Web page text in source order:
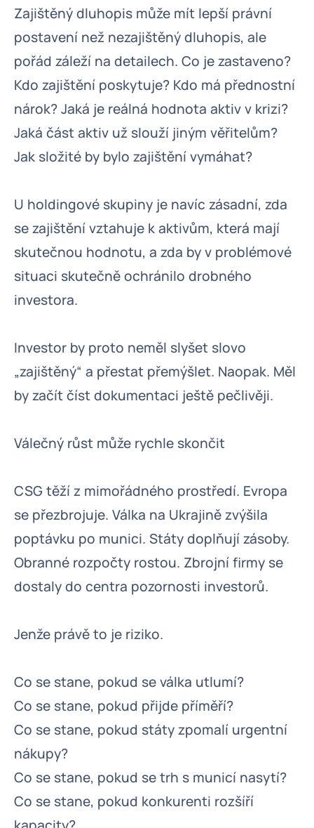
Zajištěný dluhopis může mít lepší právní
postavení než nezajištěný dluhopis, ale
pořád záleží na detailech. Co je zastaveno?
Kdo zajištění poskytuje? Kdo má přednostní
nárok? Jaká je reálná hodnota aktiv v krizi?
Jaká část aktiv už slouží jiným věřitelům?
Jak složité by bylo zajištění vymáhat?
U holdingové skupiny je navíc zásadní, zda
se zajištění vztahuje k aktivům, která mají
skutečnou hodnotu, a zda by v problémové
situaci skutečně ochránilo drobného
investora.
Investor by proto neměl slyšet slovo
„zajištěný“ a přestat přemýšlet. Naopak. Měl
by začít číst dokumentaci ještě pečlivěji.
Válečný růst může rychle skončit
CSG těží z mimořádného prostředí. Evropa
se přezbrojuje. Válka na Ukrajině zvýšila
poptávku po munici. Státy doplňují zásoby.
Obranné rozpočty rostou. Zbrojní firmy se
dostaly do centra pozornosti investorů.
Jenže právě to je riziko.
Co se stane, pokud se válka utlumí?
Co se stane, pokud přijde příměří?
Co se stane, pokud státy zpomalí urgentní
nákupy?
Co se stane, pokud se trh s municí nasytí?
Co se stane, pokud konkurenti rozšíří